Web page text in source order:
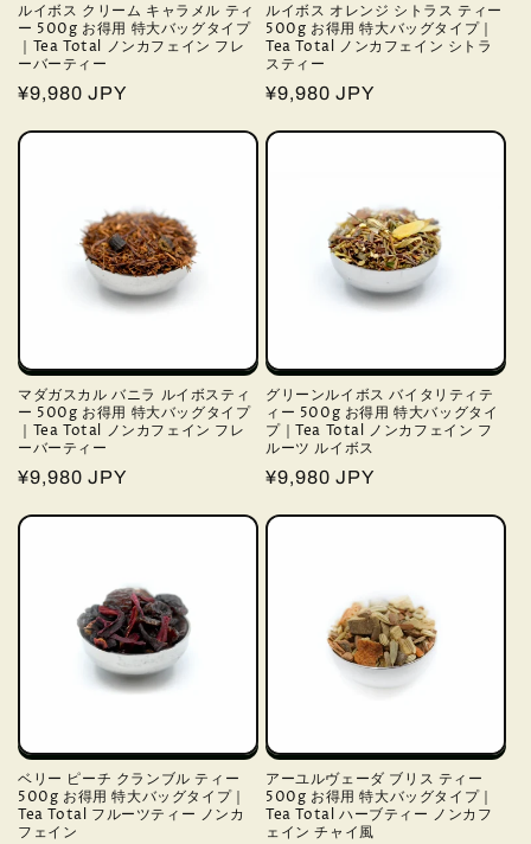
ルイボス クリーム キャラメル ティ
ー 500g お得用 特大バッグタイプ
｜Tea Total ノンカフェイン フレ
ーバーティー
通
価
¥9,980 JPY
ルイボス オレンジ シトラス ティー
500g お得用 特大バッグタイプ｜
Tea Total ノンカフェイン シトラ
スティー
通
価
¥9,980 JPY
マダガスカル バニラ ルイボスティ
ー 500g お得用 特大バッグタイプ
｜Tea Total ノンカフェイン フレ
ーバーティー
通
価
¥9,980 JPY
グリーンルイボス バイタリティテ
ィー 500g お得用 特大バッグタイ
プ｜Tea Total ノンカフェイン フ
ルーツ ルイボス
通
価
¥9,980 JPY
ベリー ピーチ クランブル ティー
500g お得用 特大バッグタイプ｜
Tea Total フルーツティー ノンカ
フェイン
アーユルヴェーダ ブリス ティー
500g お得用 特大バッグタイプ｜
Tea Total ハーブティー ノンカフ
ェイン チャイ風